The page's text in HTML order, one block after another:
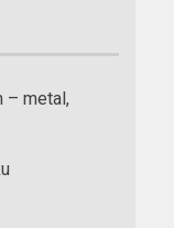
– metal,